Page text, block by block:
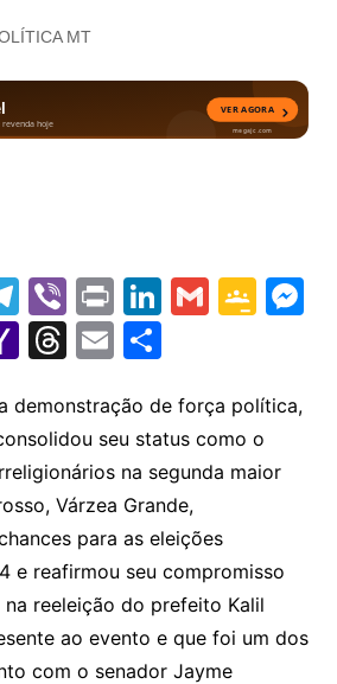
MT
T
el
e
gr
a
m
Vi
b
er
Pr
in
t
Li
n
k
e
dI
n
G
l
G
gl
e
Cl
s
sr
o
M
Y
h
o
o
M
ai
l
T
e
a
d
s
E
ai
l
S
ar
e
demonstração de força política,
seu status como o
na segunda maior
Várzea Grande,
para as eleições
e reafirmou seu compromisso
reeleição do prefeito Kalil
ao evento e que foi um dos
com o senador Jayme